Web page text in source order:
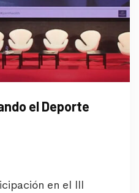
el Deporte
en el lll